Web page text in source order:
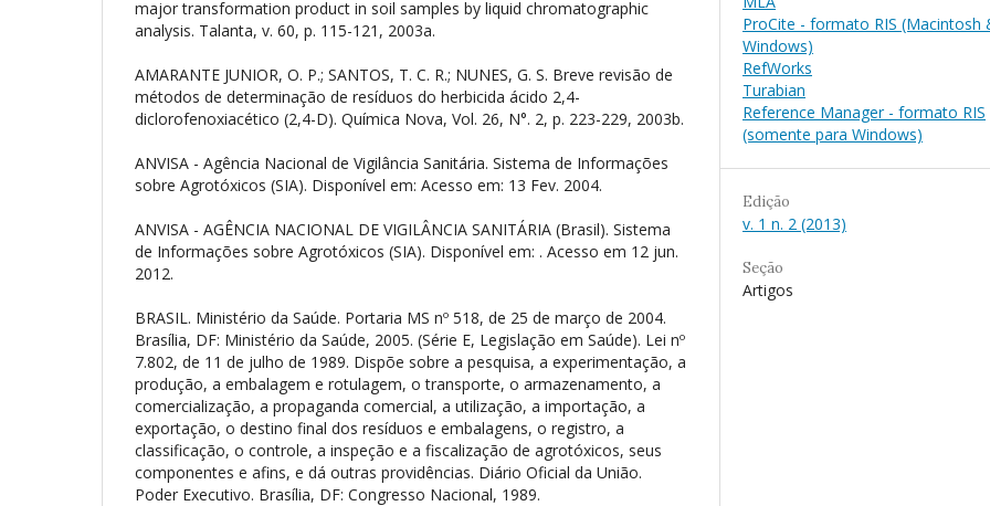
major transformation product in soil samples by liquid chromatographic
analysis. Talanta, v. 60, p. 115-121, 2003a.
AMARANTE JUNIOR, O. P.; SANTOS, T. C. R.; NUNES, G. S. Breve revisão de
métodos de determinação de resíduos do herbicida ácido 2,4-
diclorofenoxiacético (2,4-D). Química Nova, Vol. 26, N°. 2, p. 223-229, 2003b.
ANVISA - Agência Nacional de Vigilância Sanitária. Sistema de Informações
sobre Agrotóxicos (SIA). Disponível em: Acesso em: 13 Fev. 2004.
ANVISA - AGÊNCIA NACIONAL DE VIGILÂNCIA SANITÁRIA (Brasil). Sistema
de Informações sobre Agrotóxicos (SIA). Disponível em: . Acesso em 12 jun.
2012.
BRASIL. Ministério da Saúde. Portaria MS nº 518, de 25 de março de 2004.
Brasília, DF: Ministério da Saúde, 2005. (Série E, Legislação em Saúde). Lei nº
7.802, de 11 de julho de 1989. Dispõe sobre a pesquisa, a experimentação, a
produção, a embalagem e rotulagem, o transporte, o armazenamento, a
comercialização, a propaganda comercial, a utilização, a importação, a
exportação, o destino final dos resíduos e embalagens, o registro, a
classificação, o controle, a inspeção e a fiscalização de agrotóxicos, seus
componentes e afins, e dá outras providências. Diário Oficial da União.
Poder Executivo. Brasília, DF: Congresso Nacional, 1989.
ProCite - formato RIS (Macintosh
Windows)
RefWorks
Turabian
Reference Manager - formato RIS
(somente para Windows)
Edição
v. 1 n. 2 (2013)
Seção
Artigos